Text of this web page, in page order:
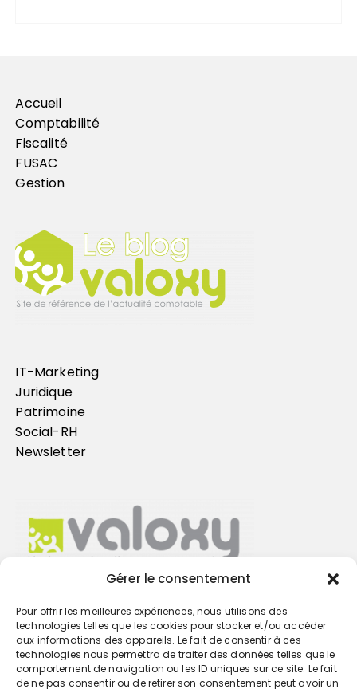
Gérer le consentement
Pour offrir les meilleures expériences, nous utilisons des
technologies telles que les cookies pour stocker et/ou accéder
aux informations des appareils. Le fait de consentir à ces
technologies nous permettra de traiter des données telles que le
comportement de navigation ou les ID uniques sur ce site. Le fait
de ne pas consentir ou de retirer son consentement peut avoir un
Accueil
Comptabilité
Fiscalité
FUSAC
Gestion
IT-Marketing
Juridique
Patrimoine
Social-RH
Newsletter
Trouvez votre cabinet
GO